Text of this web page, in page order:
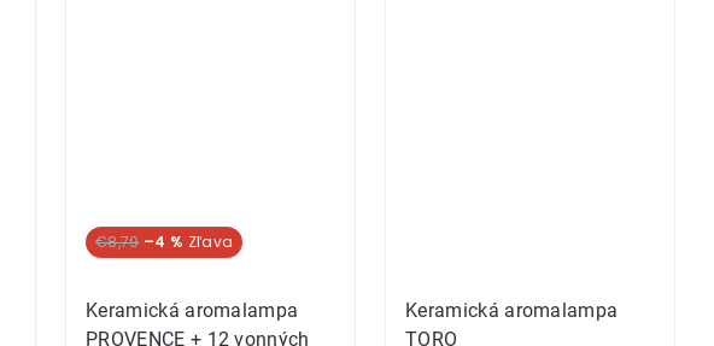
€8,79 –4 %
Keramická aromalampa
PROVENCE + 12 vonných
Keramická aromalampa
TORO